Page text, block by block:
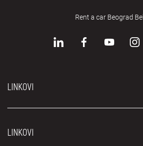
Rent a car Beograd Bel
LINKOVI
LINKOVI